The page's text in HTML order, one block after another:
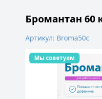
Бромантан 60
Артикул: Broma50c
Мы советуем